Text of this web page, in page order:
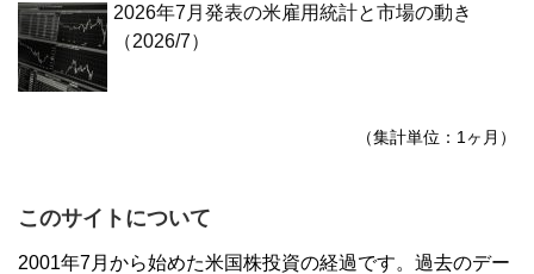
2026年7月発表の米雇用統計と市場の動き
（2026/7）
（集計単位：1ヶ月）
このサイトについて
2001年7月から始めた米国株投資の経過です。過去のデー